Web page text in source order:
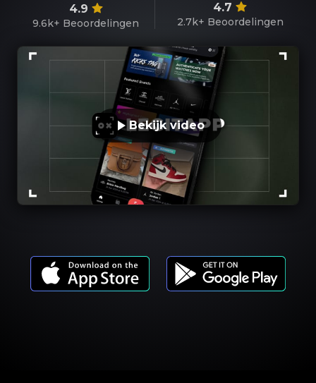
4.9
9.6k+ Beoordelingen
4.7
2.7k+ Beoordelingen
Bekijk video